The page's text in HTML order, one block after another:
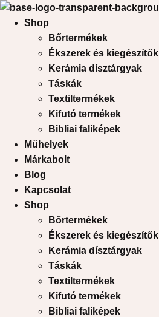
Shop
Bőrtermékek
Ékszerek és kiegészítők
Kerámia dísztárgyak
Táskák
Textiltermékek
Kifutó termékek
Bibliai faliképek
Műhelyek
Márkabolt
Blog
Kapcsolat
Shop
Bőrtermékek
Ékszerek és kiegészítők
Kerámia dísztárgyak
Táskák
Textiltermékek
Kifutó termékek
Bibliai faliképek